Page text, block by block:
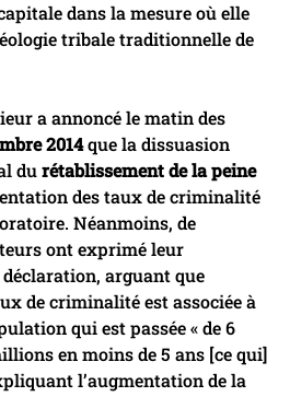
dans la mesure où elle
tribale traditionnelle de
a annoncé le matin des
2014que la dissuasion
durétablissement de la peine
des taux de criminalité
Néanmoins, de
ont exprimé leur
arguant que
de criminalité est associée à
qui est passée « de 6
en moins de 5 ans [ce qui]
l’augmentation de la